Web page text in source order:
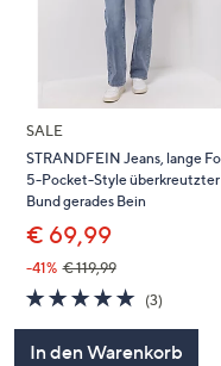
SALE
STRANDFEIN Jeans, lange
5-Pocket-Style überkreutzter
Bund gerades Bein
€ 69,99
-41% € 119,99
5.0
von
(3)3
In den Warenkorb